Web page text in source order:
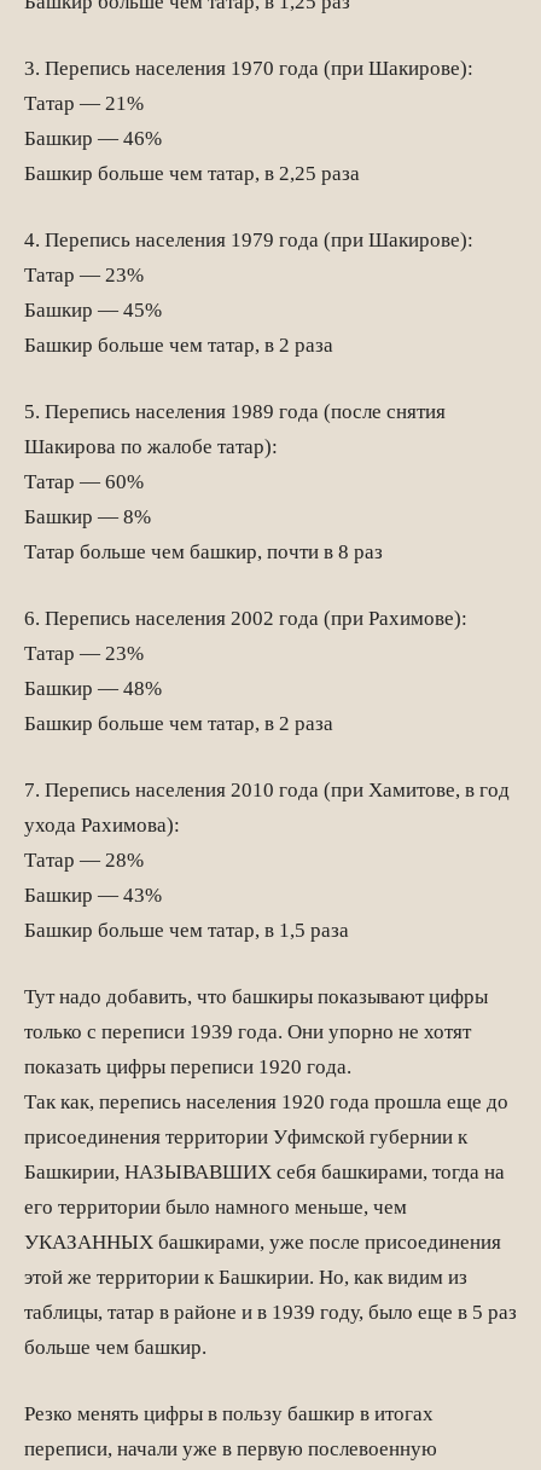
3. Перепись населения 1970 года (при Шакирове):
Татар — 21%
Башкир — 46%
Башкир больше чем татар, в 2,25 раза
4. Перепись населения 1979 года (при Шакирове):
Татар — 23%
Башкир — 45%
Башкир больше чем татар, в 2 раза
5. Перепись населения 1989 года (после снятия
Шакирова по жалобе татар):
Татар — 60%
Башкир — 8%
Татар больше чем башкир, почти в 8 раз
6. Перепись населения 2002 года (при Рахимове):
Татар — 23%
Башкир — 48%
Башкир больше чем татар, в 2 раза
7. Перепись населения 2010 года (при Хамитове, в год
ухода Рахимова):
Татар — 28%
Башкир — 43%
Башкир больше чем татар, в 1,5 раза
Тут надо добавить, что башкиры показывают цифры
только с переписи 1939 года. Они упорно не хотят
показать цифры переписи 1920 года.
Так как, перепись населения 1920 года прошла еще до
присоединения территории Уфимской губернии к
Башкирии, НАЗЫВАВШИХ себя башкирами, тогда на
его территории было намного меньше, чем
УКАЗАННЫХ башкирами, уже после присоединения
этой же территории к Башкирии. Но, как видим из
таблицы, татар в районе и в 1939 году, было еще в 5 раз
больше чем башкир.
Резко менять цифры в пользу башкир в итогах
переписи, начали уже в первую послевоенную